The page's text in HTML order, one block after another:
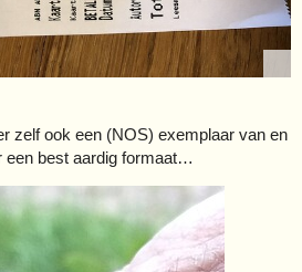
zelf ook een (NOS) exemplaar van en
een best aardig formaat…